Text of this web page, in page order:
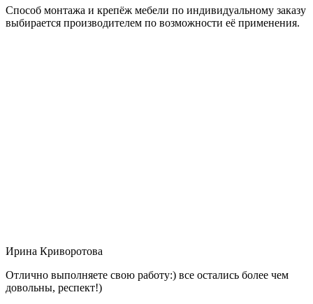
Способ монтажа и крепёж мебели по индивидуальному заказу
выбирается производителем по возможности её применения.
Ирина Криворотова
Отлично выполняете свою работу:) все остались более чем
довольны, респект!)